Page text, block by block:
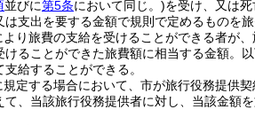
並びに第5条において同じ。)を受け、又は
支出を要する金額で規則で定めるものを
より旅費の支給を受けることができる者が
ることができた旅費額に相当する金額。
給することができる。
規定する場合において、市が旅行役務提供
、当該旅行役務提供者に対し、当該金額